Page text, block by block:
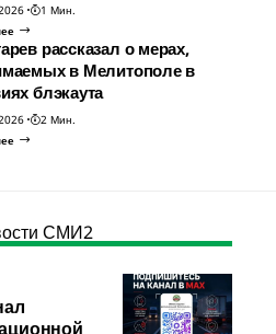
1 Мин.
рассказал о мерах,
в Мелитополе в
блэкаута
2 Мин.
СМИ2